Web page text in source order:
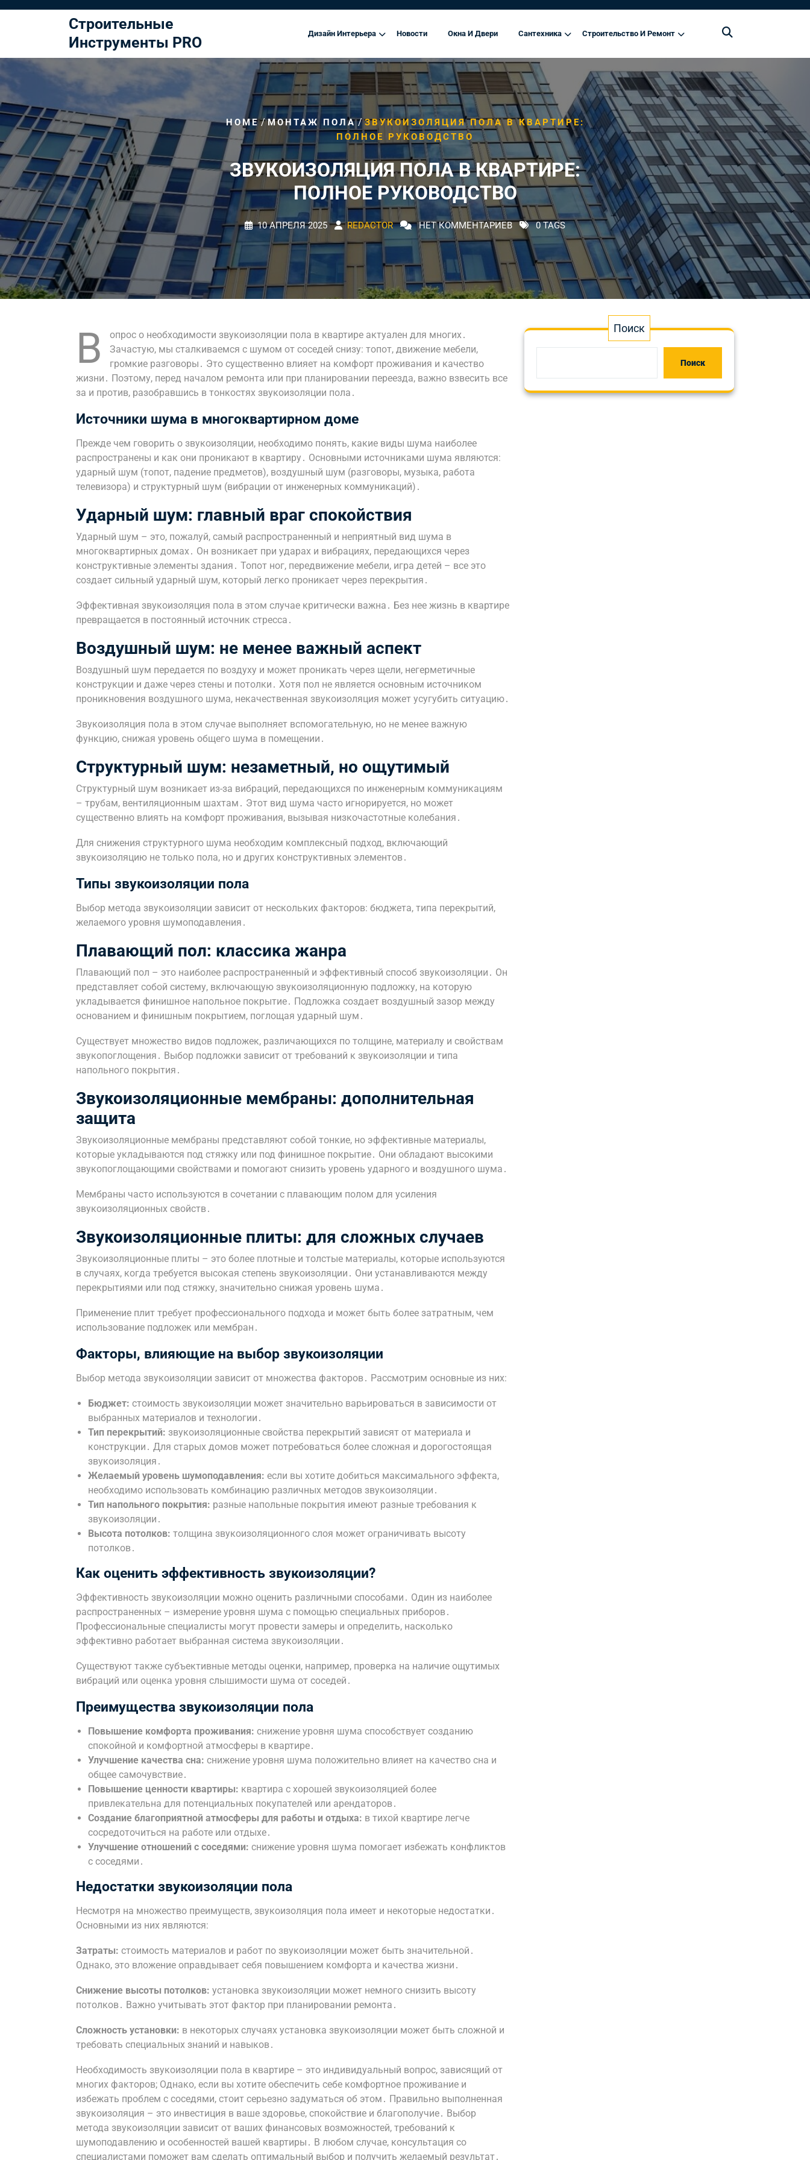
Строительные
Инструменты PRO
Дизайн Интерьера Новости Окна И Двери Сантехника Строительство И Ремонт
HOME/МОНТАЖ ПОЛА/ЗВУКОИЗОЛЯЦИЯ ПОЛА В КВАРТИРЕ:
ПОЛНОЕ РУКОВОДСТВО
ЗВУКОИЗОЛЯЦИЯ ПОЛА В КВАРТИРЕ:
ПОЛНОЕ РУКОВОДСТВО
10 АПРЕЛЯ 2025 REDACTOR НЕТ КОММЕНТАРИЕВ 0 TAGS
В
опрос о необходимости звукоизоляции пола в квартире актуален для многих․
Зачастую, мы сталкиваемся с шумом от соседей снизу: топот, движение мебели,
громкие разговоры․ Это существенно влияет на комфорт проживания и качество
жизни․ Поэтому, перед началом ремонта или при планировании переезда, важно взвесить все
за и против, разобравшись в тонкостях звукоизоляции пола․
Источники шума в многоквартирном доме
Прежде чем говорить о звукоизоляции, необходимо понять, какие виды шума наиболее
распространены и как они проникают в квартиру․ Основными источниками шума являются:
ударный шум (топот, падение предметов), воздушный шум (разговоры, музыка, работа
телевизора) и структурный шум (вибрации от инженерных коммуникаций)․
Ударный шум: главный враг спокойствия
Ударный шум – это, пожалуй, самый распространенный и неприятный вид шума в
многоквартирных домах․ Он возникает при ударах и вибрациях, передающихся через
конструктивные элементы здания․ Топот ног, передвижение мебели, игра детей – все это
создает сильный ударный шум, который легко проникает через перекрытия․
Эффективная звукоизоляция пола в этом случае критически важна․ Без нее жизнь в квартире
превращается в постоянный источник стресса․
Воздушный шум: не менее важный аспект
Воздушный шум передается по воздуху и может проникать через щели, негерметичные
конструкции и даже через стены и потолки․ Хотя пол не является основным источником
проникновения воздушного шума, некачественная звукоизоляция может усугубить ситуацию․
Звукоизоляция пола в этом случае выполняет вспомогательную, но не менее важную
функцию, снижая уровень общего шума в помещении․
Структурный шум: незаметный, но ощутимый
Структурный шум возникает из-за вибраций, передающихся по инженерным коммуникациям
– трубам, вентиляционным шахтам․ Этот вид шума часто игнорируется, но может
существенно влиять на комфорт проживания, вызывая низкочастотные колебания․
Для снижения структурного шума необходим комплексный подход, включающий
звукоизоляцию не только пола, но и других конструктивных элементов․
Типы звукоизоляции пола
Выбор метода звукоизоляции зависит от нескольких факторов: бюджета, типа перекрытий,
желаемого уровня шумоподавления․
Плавающий пол: классика жанра
Плавающий пол – это наиболее распространенный и эффективный способ звукоизоляции․ Он
представляет собой систему, включающую звукоизоляционную подложку, на которую
укладывается финишное напольное покрытие․ Подложка создает воздушный зазор между
основанием и финишным покрытием, поглощая ударный шум․
Существует множество видов подложек, различающихся по толщине, материалу и свойствам
звукопоглощения․ Выбор подложки зависит от требований к звукоизоляции и типа
напольного покрытия․
Звукоизоляционные мембраны: дополнительная
защита
Звукоизоляционные мембраны представляют собой тонкие, но эффективные материалы,
которые укладываются под стяжку или под финишное покрытие․ Они обладают высокими
звукопоглощающими свойствами и помогают снизить уровень ударного и воздушного шума․
Мембраны часто используются в сочетании с плавающим полом для усиления
звукоизоляционных свойств․
Звукоизоляционные плиты: для сложных случаев
Звукоизоляционные плиты – это более плотные и толстые материалы, которые используются
в случаях, когда требуется высокая степень звукоизоляции․ Они устанавливаются между
перекрытиями или под стяжку, значительно снижая уровень шума․
Применение плит требует профессионального подхода и может быть более затратным, чем
использование подложек или мембран․
Факторы, влияющие на выбор звукоизоляции
Выбор метода звукоизоляции зависит от множества факторов․ Рассмотрим основные из них:
Бюджет: стоимость звукоизоляции может значительно варьироваться в зависимости от
выбранных материалов и технологии․
Тип перекрытий: звукоизоляционные свойства перекрытий зависят от материала и
конструкции․ Для старых домов может потребоваться более сложная и дорогостоящая
звукоизоляция․
Желаемый уровень шумоподавления: если вы хотите добиться максимального эффекта,
необходимо использовать комбинацию различных методов звукоизоляции․
Тип напольного покрытия: разные напольные покрытия имеют разные требования к
звукоизоляции․
Высота потолков: толщина звукоизоляционного слоя может ограничивать высоту
потолков․
Как оценить эффективность звукоизоляции?
Эффективность звукоизоляции можно оценить различными способами․ Один из наиболее
распространенных – измерение уровня шума с помощью специальных приборов․
Профессиональные специалисты могут провести замеры и определить, насколько
эффективно работает выбранная система звукоизоляции․
Существуют также субъективные методы оценки, например, проверка на наличие ощутимых
вибраций или оценка уровня слышимости шума от соседей․
Преимущества звукоизоляции пола
Повышение комфорта проживания: снижение уровня шума способствует созданию
спокойной и комфортной атмосферы в квартире․
Улучшение качества сна: снижение уровня шума положительно влияет на качество сна и
общее самочувствие․
Повышение ценности квартиры: квартира с хорошей звукоизоляцией более
привлекательна для потенциальных покупателей или арендаторов․
Создание благоприятной атмосферы для работы и отдыха: в тихой квартире легче
сосредоточиться на работе или отдыхе․
Улучшение отношений с соседями: снижение уровня шума помогает избежать конфликтов
с соседями․
Недостатки звукоизоляции пола
Несмотря на множество преимуществ, звукоизоляция пола имеет и некоторые недостатки․
Основными из них являются:
Затраты: стоимость материалов и работ по звукоизоляции может быть значительной․
Однако, это вложение оправдывает себя повышением комфорта и качества жизни․
Снижение высоты потолков: установка звукоизоляции может немного снизить высоту
потолков․ Важно учитывать этот фактор при планировании ремонта․
Сложность установки: в некоторых случаях установка звукоизоляции может быть сложной и
требовать специальных знаний и навыков․
Необходимость звукоизоляции пола в квартире – это индивидуальный вопрос, зависящий от
многих факторов; Однако, если вы хотите обеспечить себе комфортное проживание и
избежать проблем с соседями, стоит серьезно задуматься об этом․ Правильно выполненная
звукоизоляция – это инвестиция в ваше здоровье, спокойствие и благополучие․ Выбор
метода звукоизоляции зависит от ваших финансовых возможностей, требований к
шумоподавлению и особенностей вашей квартиры․ В любом случае, консультация со
специалистами поможет вам сделать оптимальный выбор и получить желаемый результат․
Поиск
Поиск